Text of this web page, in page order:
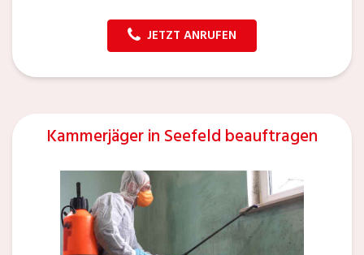
JETZT ANRUFEN
Kammerjäger in Seefeld beauftragen